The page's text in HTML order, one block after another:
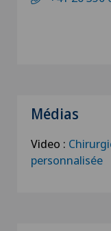
Médias
Video :
personnalisée